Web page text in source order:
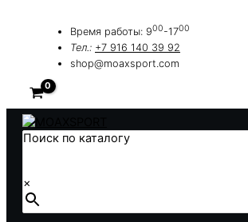
содержимому
Время работы: 900-1700
Тел.: +7 916 140 39 92
shop@moaxsport.com
Поиск по каталогу
×